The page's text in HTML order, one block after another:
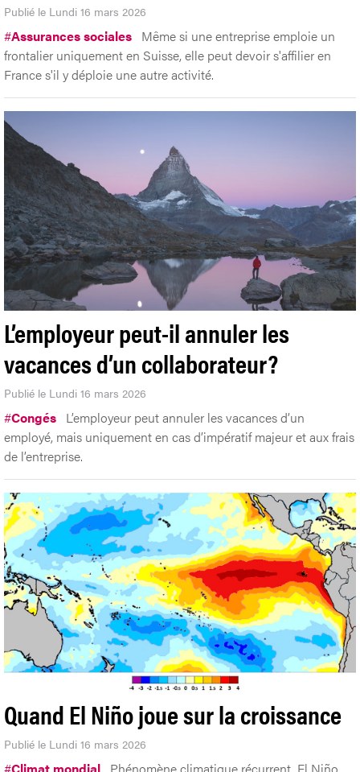
Publié le Lundi 16 mars 2026
#Assurances sociales Même si une entreprise emploie un
frontalier uniquement en Suisse, elle peut devoir s'affilier en
France s'il y déploie une autre activité.
L’employeur peut-il annuler les
vacances d’un collaborateur?
Publié le Lundi 16 mars 2026
#Congés L’employeur peut annuler les vacances d’un
employé, mais uniquement en cas d’impératif majeur et aux frais
de l’entreprise.
Quand El Niño joue sur la croissance
Publié le Lundi 16 mars 2026